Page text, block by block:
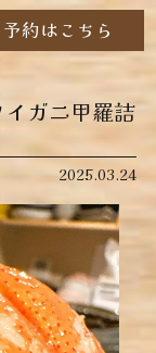
予約はこちら
ガニ甲羅詰
2025.03.24